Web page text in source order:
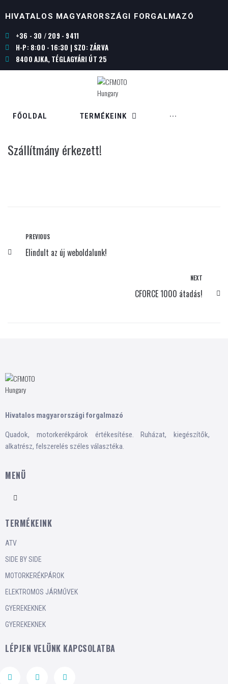
HIVATALOS MAGYARORSZÁGI FORGALMAZÓ
+36 - 30 / 209 - 9411
H-P: 8:00 - 16:30 | SZO: ZÁRVA
8400 AJKA, TÉGLAGYÁRI ÚT 25
FŐOLDAL TERMÉKEINK ···
Szállítmány érkezett!
PREVIOUS
Elindult az új weboldalunk!
NEXT
CFORCE 1000 átadás!
Hivatalos magyarországi forgalmazó
Quadok, motorkerékpárok értékesítése. Ruházat, kiegészítők,
alkatrész, felszerelés széles választéka.
MENÜ
TERMÉKEINK
ATV
SIDE BY SIDE
MOTORKERÉKPÁROK
ELEKTROMOS JÁRMŰVEK
GYEREKEKNEK
GYEREKEKNEK
LÉPJEN VELÜNK KAPCSOLATBA